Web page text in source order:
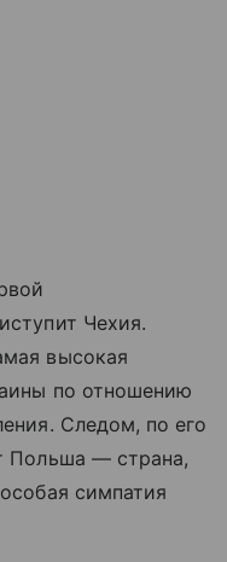
Чехия.
высокая
по отношению
Следом, по его
Польша — страна,
симпатия